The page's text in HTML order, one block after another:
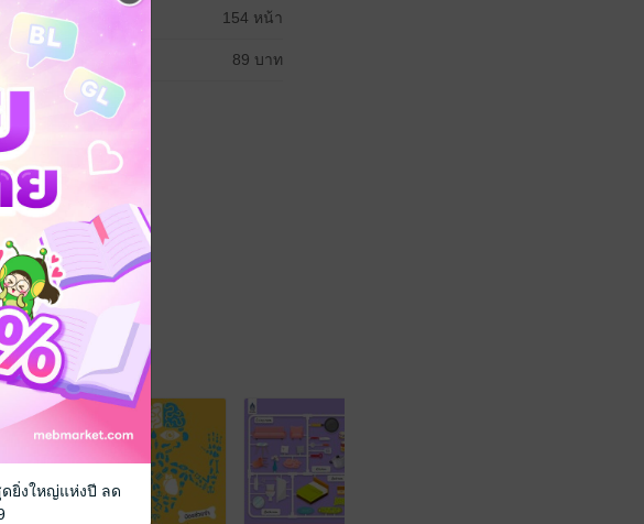
154 หน้า
89 บาท
ารจดจำ
ดยิ่งใหญ่แห่งปี ลด